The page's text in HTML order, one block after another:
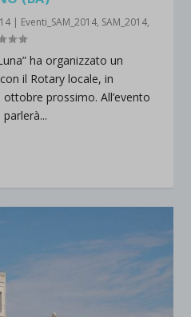
| Eventi_SAM_2014, SAM_2014,
ha organizzato un
il Rotary locale, in
prossimo. All’evento